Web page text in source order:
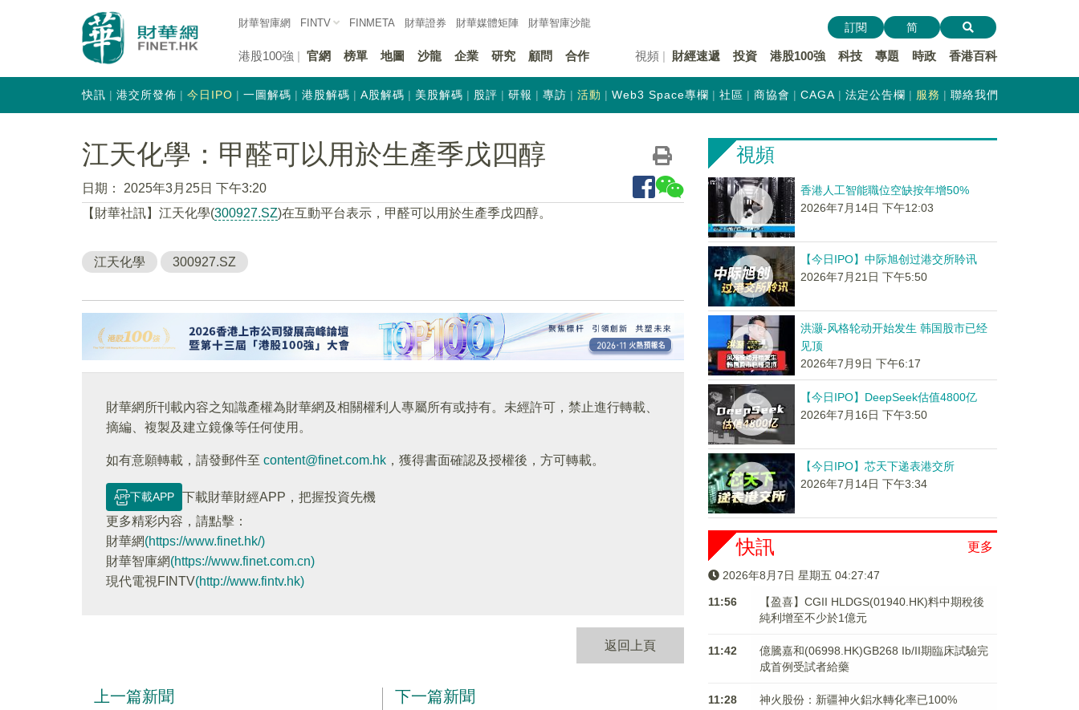
財華智庫網 FINTV FINMETA 財華證券 財華媒體矩陣 財華智庫沙龍
港股100強 官網 榜單 地圖 沙龍 企業 研究 顧問 合作 視頻 財經速遞 投資 港股100強 科技 專題 時政 香港百科
訂閱 简
快訊 港交所發佈 今日IPO 一圖解碼 港股解碼 A股解碼 美股解碼 股評 研報 專訪 活動 Web3 Space專欄 社區 商協會 CAGA 法定公告欄 服務 聯絡我們
江天化學：甲醛可以用於生產季戊四醇
日期：
2025年3月25日 下午3:20
【財華社訊】江天化學(300927.SZ)在互動平台表示，甲醛可以用於生產季戊四醇。
江天化學 300927.SZ
財華網所刊載內容之知識產權為財華網及相關權利人專屬所有或持有。未經許可，禁止進行轉載、
摘編、複製及建立鏡像等任何使用。
如有意願轉載，請發郵件至 content@finet.com.hk ，獲得書面確認及授權後，方可轉載。
下載APP
下載財華財經APP，把握投資先機
更多精彩内容，請點擊：
財華網(https://www.finet.hk/)
財華智庫網(https://www.finet.com.cn)
現代電視FINTV(http://www.fintv.hk)
返回上頁
上一篇新聞 下一篇新聞
視頻
香港人工智能職位空缺按年增50%
2026年7月14日 下午12:03
【今日IPO】中际旭创过港交所聆讯
2026年7月21日 下午5:50
洪灏-风格轮动开始发生 韩国股市已经
见顶
2026年7月9日 下午6:17
【今日IPO】DeepSeek估值4800亿
2026年7月16日 下午3:50
【今日IPO】芯天下递表港交所
2026年7月14日 下午3:34
更多
快訊
2026年8月7日 星期五 04:27:48
11:56
【盈喜】CGII HLDGS(01940.HK)料中期稅後
純利增至不少於1億元
11:42
億騰嘉和(06998.HK)GB268 Ib/II期臨床試驗完
成首例受試者給藥
11:28 神火股份：新疆神火鋁水轉化率已100%